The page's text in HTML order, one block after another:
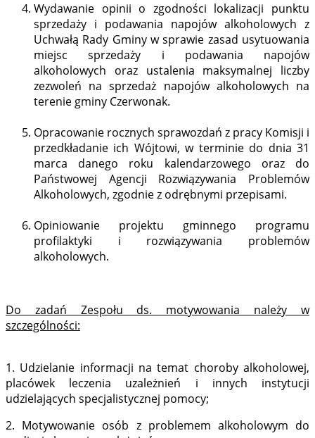
Wydawanie opinii o zgodności lokalizacji punktu
sprzedaży i podawania napojów alkoholowych z
Uchwałą Rady Gminy w sprawie zasad usytuowania
miejsc sprzedaży i podawania napojów
alkoholowych oraz ustalenia maksymalnej liczby
zezwoleń na sprzedaż napojów alkoholowych na
terenie gminy Czerwonak.
Opracowanie rocznych sprawozdań z pracy Komisji i
przedkładanie ich Wójtowi, w terminie do dnia 31
marca danego roku kalendarzowego oraz do
Państwowej Agencji Rozwiązywania Problemów
Alkoholowych, zgodnie z odrębnymi przepisami.
Opiniowanie projektu gminnego programu
profilaktyki i rozwiązywania problemów
alkoholowych.
Do zadań Zespołu ds. motywowania należy w
szczególności:
1. Udzielanie informacji na temat choroby alkoholowej,
placówek leczenia uzależnień i innych instytucji
udzielających specjalistycznej pomocy;
2. Motywowanie osób z problemem alkoholowym do